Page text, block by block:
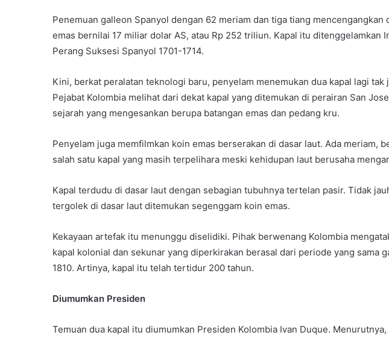
Penemuan galleon Spanyol dengan 62 meriam dan tiga tiang mencengangkan
emas bernilai 17 miliar dolar AS, atau Rp 252 triliun. Kapal itu ditenggelamkan
Perang Suksesi Spanyol 1701-1714.
Kini, berkat peralatan teknologi baru, penyelam menemukan dua kapal lagi tak
Pejabat Kolombia melihat dari dekat kapal yang ditemukan di perairan San
sejarah yang mengesankan berupa batangan emas dan pedang kru.
Penyelam juga memfilmkan koin emas berserakan di dasar laut. Ada meriam,
salah satu kapal yang masih terpelihara meski kehidupan laut berusaha
Kapal terdudu di dasar laut dengan sebagian tubuhnya tertelan pasir. Tidak
tergolek di dasar laut ditemukan segenggam koin emas.
Kekayaan artefak itu menunggu diselidiki. Pihak berwenang Kolombia
kapal kolonial dan sekunar yang diperkirakan berasal dari periode yang sama
1810. Artinya, kapal itu telah tertidur 200 tahun.
Diumumkan Presiden
Temuan dua kapal itu diumumkan Presiden Kolombia Ivan Duque.